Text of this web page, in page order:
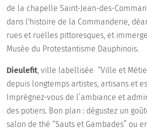
de la chapelle Saint-Jean-des-
dans l'histoire de la Commanderie,
rues et ruelles pittoresques, et
Musée du Protestantisme Dauphinois.
Dieulefit , ville labellisée “Ville et
depuis longtemps artistes, artisans et
Imprégnez-vous de l’ambiance et
des potiers. Bon plan : dégustez un
salon de thé “Sauts et Gambades” ou